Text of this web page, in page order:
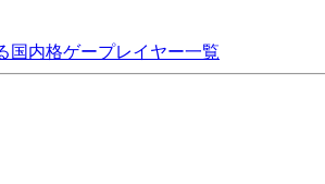
国内格ゲープレイヤー一覧